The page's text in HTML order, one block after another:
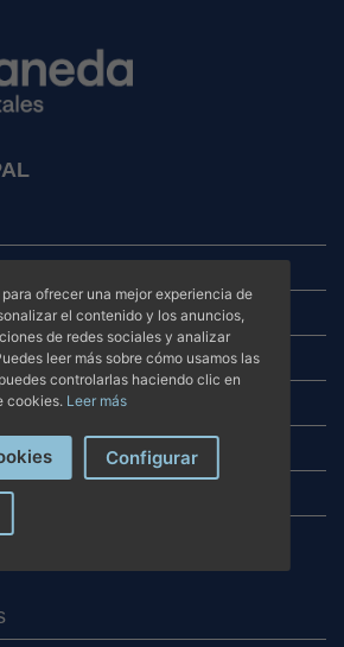
ofrecer una mejor experiencia de
el contenido y los anuncios,
de redes sociales y analizar
leer más sobre cómo usamos las
controlarlas haciendo clic en
cookies. Leer más
Configurar